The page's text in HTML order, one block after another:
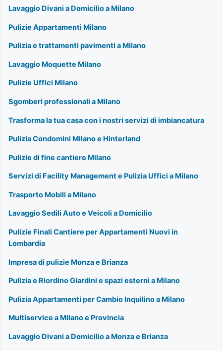
Lavaggio Divani a Domicilio a Milano
Pulizie Appartamenti Milano
Pulizia e trattamenti pavimenti a Milano
Lavaggio Moquette Milano
Pulizie Uffici Milano
Sgomberi professionali a Milano
Trasforma la tua casa con i nostri servizi di imbiancatura
Pulizia Condomini Milano e Hinterland
Pulizie di fine cantiere Milano
Servizi di Facility Management e Pulizia Uffici a Milano
Trasporto Mobili a Milano
Lavaggio Sedili Auto e Veicoli a Domicilio
Pulizie Finali Cantiere per Appartamenti Nuovi in
Lombardia
Impresa di pulizie Monza e Brianza
Pulizia e Riordino Giardini e spazi esterni a Milano
Pulizia Appartamenti per Cambio Inquilino a Milano
Multiservice a Milano e Provincia
Lavaggio Divani a Domicilio a Monza e Brianza